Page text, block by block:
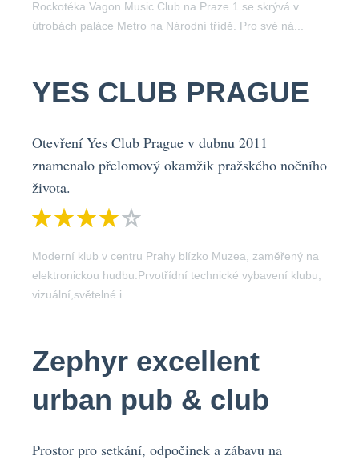
Rockotéka Vagon Music Club na Praze 1 se skrývá v
útrobách paláce Metro na Národní třídě. Pro své ná...
YES CLUB PRAGUE
Otevření Yes Club Prague v dubnu 2011
znamenalo přelomový okamžik pražského nočního
života.
Moderní klub v centru Prahy blízko Muzea, zaměřený na
elektronickou hudbu.Prvotřídní technické vybavení klubu,
vizuální,světelné i ...
Zephyr excellent
urban pub & club
Prostor pro setkání, odpočinek a zábavu na